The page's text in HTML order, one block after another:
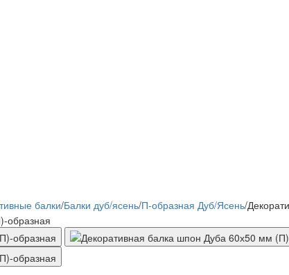
балки/Балки дуб/ясень/П-образная Дуб/Ясень/